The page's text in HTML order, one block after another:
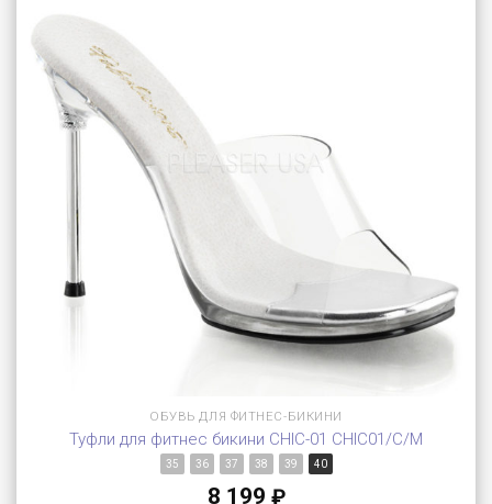
ОБУВЬ ДЛЯ ФИТНЕС-БИКИНИ
Туфли для фитнес бикини CHIC-01 CHIC01/C/M
35 36 37 38 39 40
8 199 ₽